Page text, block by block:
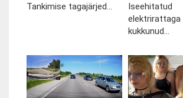
Tankimise tagajärjed...
Iseehitatud
elektrirattaga
kukkunud...